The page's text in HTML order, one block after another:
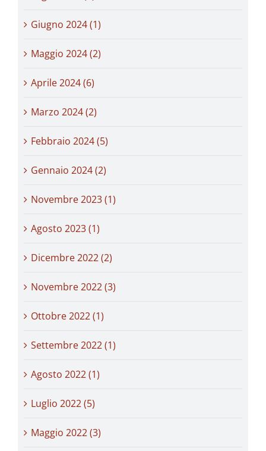
Giugno 2024 (1)
Maggio 2024 (2)
Aprile 2024 (6)
Marzo 2024 (2)
Febbraio 2024 (5)
Gennaio 2024 (2)
Novembre 2023 (1)
Agosto 2023 (1)
Dicembre 2022 (2)
Novembre 2022 (3)
Ottobre 2022 (1)
Settembre 2022 (1)
Agosto 2022 (1)
Luglio 2022 (5)
Maggio 2022 (3)